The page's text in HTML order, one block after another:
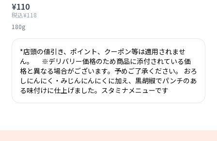
¥110
税込¥118
180g
*店頭の値引き、ポイント、クーポン等は適用されませ
ん。 ※デリバリー価格のため商品に添付されている価
格と異なる場合がございます。予めご了承ください。 おろ
しにんにく・みじんにんにくに加え、黒胡椒でパンチのあ
る味付けに仕上げました。スタミナメニューです